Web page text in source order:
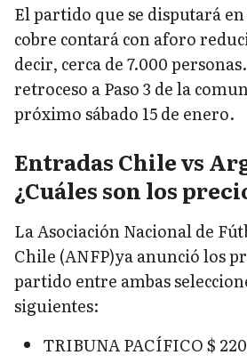
El partido que se disputará
cobre contará con aforo
decir, cerca de 7.000
retroceso a Paso 3 de la
próximo sábado 15 de enero.
Entradas Chile vs
¿Cuáles son los
La Asociación Nacional de
Chile (ANFP)ya anunció los
partido entre ambas
siguientes:
TRIBUNA PACÍFICO $